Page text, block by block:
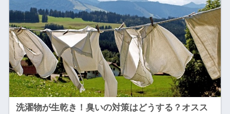
洗濯物が生乾き！臭いの対策はどうする？オスス